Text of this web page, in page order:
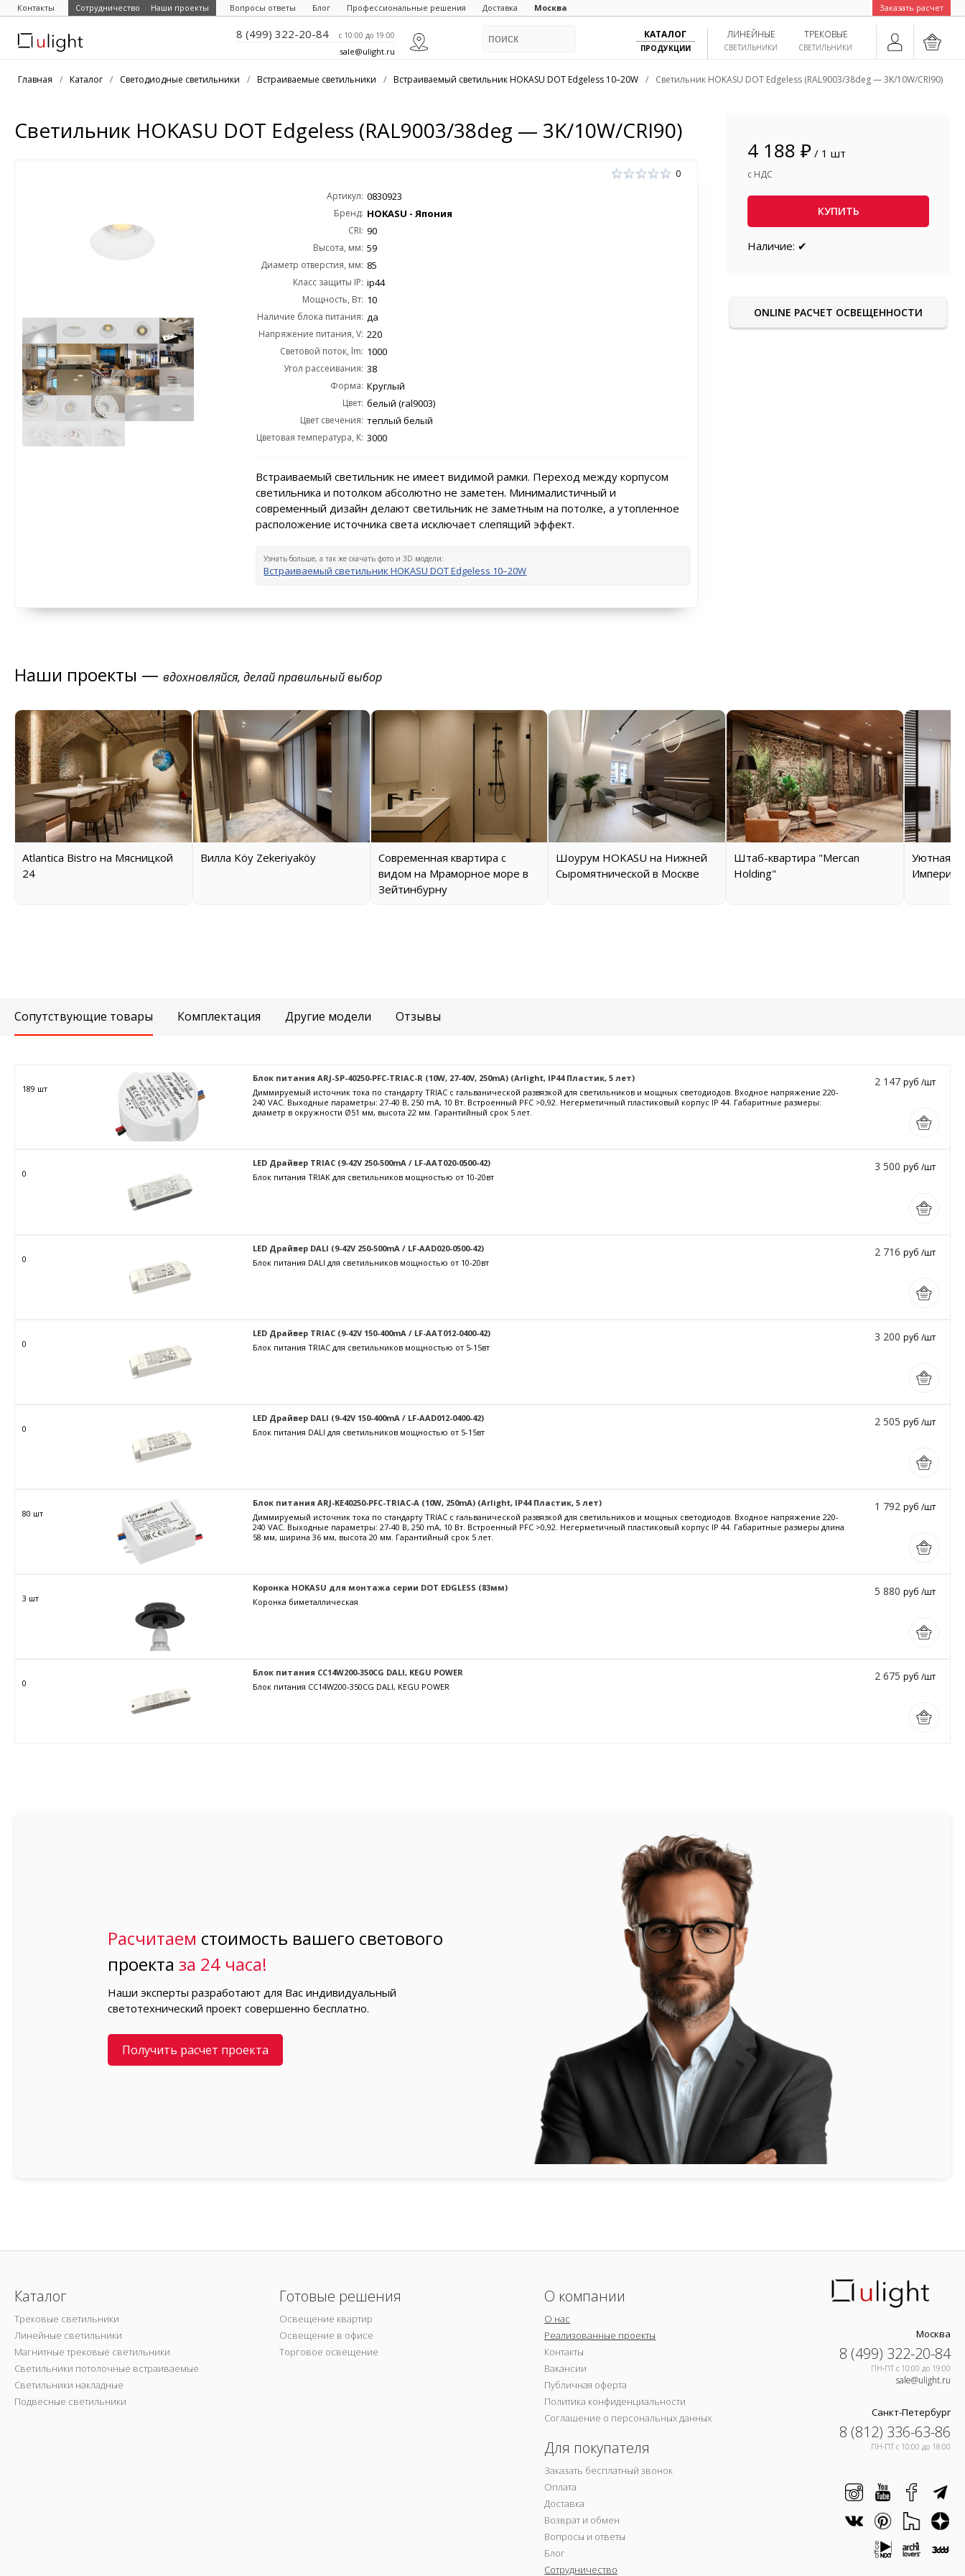
Контакты Сотрудничество Наши проекты Вопросы ответы Блог Профессиональные решения Доставка Москва Заказать расчет
8 (499) 322-20-84 c 10:00 до 19:00
sale@ulight.ru
ТРЕКОВЫЕ
СВЕТИЛЬНИКИ
ЛИНЕЙНЫЕ
СВЕТИЛЬНИКИ
КАТАЛОГ
ПРОДУКЦИИ
Главная / Каталог / Светодиодные светильники / Встраиваемые светильники / Встраиваемый светильник HOKASU DOT Edgeless 10–20W / Светильник HOKASU DOT Edgeless (RAL9003/38deg — 3K/10W/CRI90)
Светильник HOKASU DOT Edgeless (RAL9003/38deg — 3K/10W/CRI90)
0
Артикул: 0830923
Бренд: HOKASU - Япония
CRI: 90
Высота, мм: 59
Диаметр отверстия, мм: 85
Класс защиты IP: ip44
Мощность, Вт: 10
Наличие блока питания: да
Напряжение питания, V: 220
Световой поток, lm: 1000
Угол рассеивания: 38
Форма: Круглый
Цвет: белый (ral9003)
Цвет свечения: теплый белый
Цветовая температура, K: 3000
Встраиваемый светильник не имеет видимой рамки. Переход между корпусом
светильника и потолком абсолютно не заметен. Минималистичный и
современный дизайн делают светильник не заметным на потолке, а утопленное
расположение источника света исключает слепящий эффект.
Узнать больше, а так же скачать фото и 3D модели:
Встраиваемый светильник HOKASU DOT Edgeless 10–20W
4 188 ₽ / 1 шт
с НДС
КУПИТЬ
Наличие: ✔
ONLINE РАСЧЕТ ОСВЕЩЕННОСТИ
Наши проекты — вдохновляйся, делай правильный выбор
Atlantica Bistro на Мясницкой
24
Вилла Köy Zekeriyaköy
Современная квартира с
видом на Мраморное море в
Зейтинбурну
Шоурум HOKASU на Нижней
Сыромятнической в Москве
Штаб-квартира "Mercan
Holding"
Уютная
Империал
Сопутствующие товары Комплектация Другие модели Отзывы
189 шт
Блок питания ARJ-SP-40250-PFC-TRIAC-R (10W, 27-40V, 250mA) (Arlight, IP44 Пластик, 5 лет)
Диммируемый источник тока по стандарту TRIAC с гальванической развязкой для светильников и мощных светодиодов. Входное напряжение 220-
240 VAC. Выходные параметры: 27-40 В, 250 mА, 10 Вт. Встроенный PFC >0,92. Негерметичный пластиковый корпус IP 44. Габаритные размеры:
диаметр в окружности Ø51 мм, высота 22 мм. Гарантийный срок 5 лет.
2 147 руб /шт
0
LED Драйвер TRIAC (9-42V 250-500mA / LF-AAT020-0500-42)
Блок питания TRIAK для светильников мощностью от 10-20вт
3 500 руб /шт
0
LED Драйвер DALI (9-42V 250-500mA / LF-AAD020-0500-42)
Блок питания DALI для светильников мощностью от 10-20вт
2 716 руб /шт
0
LED Драйвер TRIAC (9-42V 150-400mA / LF-AAT012-0400-42)
Блок питания TRIAC для светильников мощностью от 5-15вт
3 200 руб /шт
0
LED Драйвер DALI (9-42V 150-400mA / LF-AAD012-0400-42)
Блок питания DALI для светильников мощностью от 5-15вт
2 505 руб /шт
80 шт
Блок питания ARJ-KE40250-PFC-TRIAC-A (10W, 250mA) (Arlight, IP44 Пластик, 5 лет)
Диммируемый источник тока по стандарту TRIAC с гальванической развязкой для светильников и мощных светодиодов. Входное напряжение 220-
240 VAC. Выходные параметры: 27-40 В, 250 mА, 10 Вт. Встроенный PFC >0,92. Негерметичный пластиковый корпус IP 44. Габаритные размеры длина
58 мм, ширина 36 мм, высота 20 мм. Гарантийный срок 5 лет.
1 792 руб /шт
3 шт
Коронка HOKASU для монтажа серии DOT EDGLESS (83мм)
Коронка биметаллическая
5 880 руб /шт
0
Блок питания CC14W200-350CG DALI, KEGU POWER
Блок питания CC14W200-350CG DALI, KEGU POWER
2 675 руб /шт
Расчитаем стоимость вашего светового
проектаза 24 часа!
Наши эксперты разработают для Вас индивидуальный
светотехнический проект совершенно бесплатно.
Получить расчет проекта
Каталог
Трековые светильники
Линейные светильники
Магнитные трековые светильники
Светильники потолочные встраиваемые
Светильники накладные
Подвесные светильники
Готовые решения
Освещение квартир
Освещение в офисе
Торговое освещение
О компании
О нас
Реализованные проекты
Контакты
Вакансии
Публичная оферта
Политика конфиденциальности
Соглашение о персональных данных
Для покупателя
Заказать бесплатный звонок
Оплата
Доставка
Возврат и обмен
Вопросы и ответы
Блог
Сотрудничество
Москва
8 (499) 322-20-84
ПН-ПТ c 10:00 до 19:00
sale@ulight.ru
Санкт-Петербург
8 (812) 336-63-86
ПН-ПТ c 10:00 до 18:00